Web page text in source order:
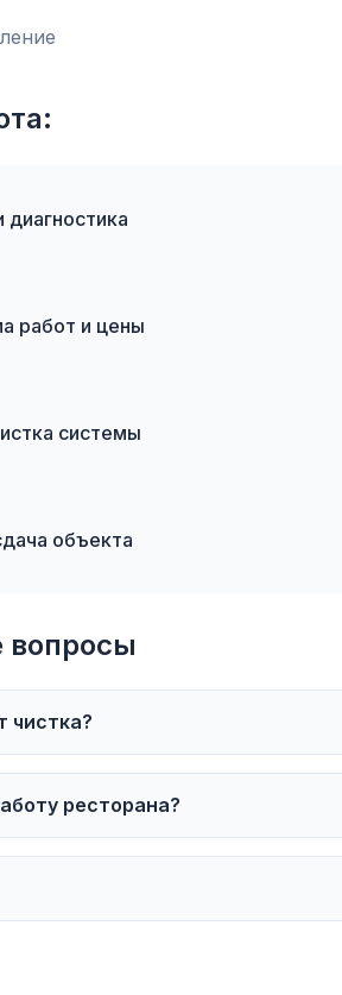
диагностика
работ и цены
системы
объекта
вопросы
чистка?
ресторана?